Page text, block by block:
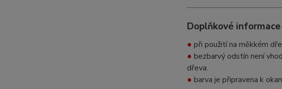
Doplňkové informace
● při použití na měkkém
● bezbarvý odstín není
dřeva.
● barva je připravena k